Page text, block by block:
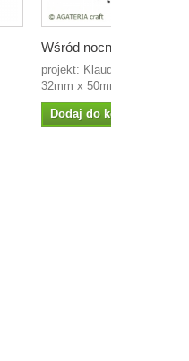
Wśród nocnej...
projekt: Klaudia wymiar:
32mm x 50mm
Dodaj do koszyka